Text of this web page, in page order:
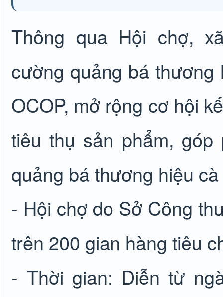
Thông qua Hội chợ,
cường quảng bá
OCOP, mở rộng cơ hội
tiêu thụ sản phẩm,
quảng bá thương hiệu
- Hội chợ do Sở Công
trên 200 gian hàng tiêu
- Thời gian: Diễn từ